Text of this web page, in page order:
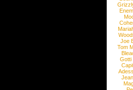
Joe
Tom
Gotti